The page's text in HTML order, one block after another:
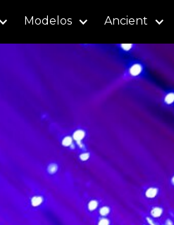
Modelos Ancient